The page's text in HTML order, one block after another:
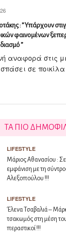
: ” Υπάρχουν
φαινομένων
”
αναφορά στις
σε
ΤΑ ΠΙΟ
LIFESTYLE
Μάριος Αθανασίου :
εμφάνιση με τη
Αλεξοπούλου !!!
LIFESTYLE
Έλενα Τσαβαλιά –
τσακωμός στη μέση
περαστικοί !!!